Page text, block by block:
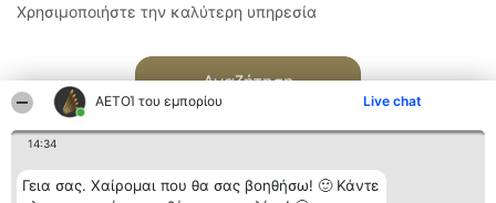
ΑΕΤΟΊ του εμπορίου Live chat
14:34
Γεια σας. Χαίρομαι που θα σας βοηθήσω! 🙂 Κάντε
Χρησιμοποιήστε την καλύτερη υπηρεσία
Αναζήτηση